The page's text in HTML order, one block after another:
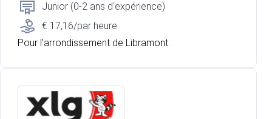
Junior (0-2 ans d'expérience)
€ 17,16/par heure
Pour l'arrondissement de Libramont.